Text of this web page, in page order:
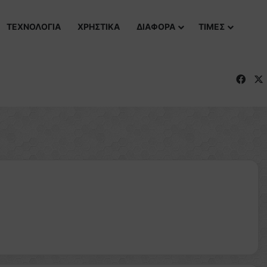
ΤΕΧΝΟΛΟΓΙΑ ΧΡΗΣΤΙΚΑ ΔΙΑΦΟΡΑ ΤΙΜΕΣ